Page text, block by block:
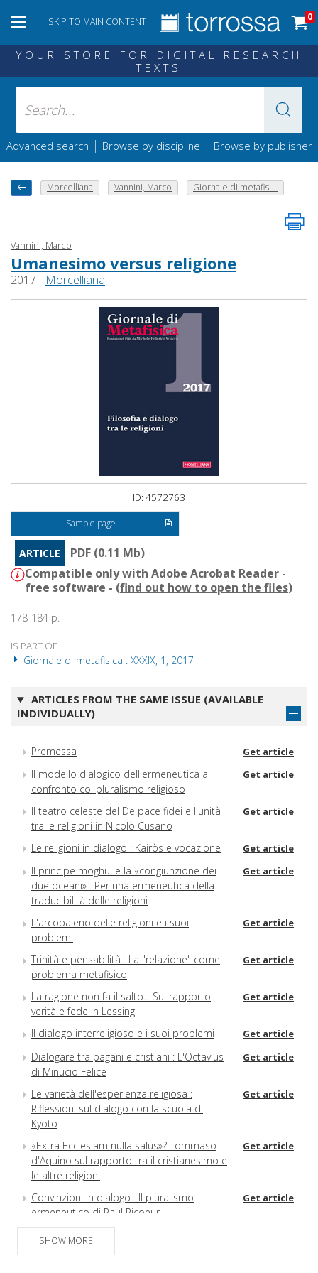
SKIP TO MAIN CONTENT 0
YOUR STORE FOR DIGITAL RESEARCH
TEXTS
Advanced search | Browse by discipline | Browse by publisher
Morcelliana Vannini, Marco Giornale di metafisi...
Vannini, Marco
Umanesimo versus religione
2017 - Morcelliana
ID: 4572763
Sample page
ARTICLE
PDF (0.11 Mb)
Compatible only with Adobe Acrobat Reader -
free software - (find out how to open the files)
178-184 p.
IS PART OF
Giornale di metafisica : XXXIX, 1, 2017
ARTICLES FROM THE SAME ISSUE (AVAILABLE
INDIVIDUALLY)
Premessa Get article
Il modello dialogico dell'ermeneutica a
confronto col pluralismo religioso
Get article
Il teatro celeste del De pace fidei e l'unità
tra le religioni in Nicolò Cusano
Get article
Le religioni in dialogo : Kairòs e vocazione Get article
Il principe moghul e la «congiunzione dei
due oceani» : Per una ermeneutica della
traducibilità delle religioni
Get article
L'arcobaleno delle religioni e i suoi
problemi
Get article
Trinità e pensabilità : La "relazione" come
problema metafisico
Get article
La ragione non fa il salto... Sul rapporto
verità e fede in Lessing
Get article
Il dialogo interreligioso e i suoi problemi Get article
Dialogare tra pagani e cristiani : L'Octavius
di Minucio Felice
Get article
Le varietà dell'esperienza religiosa :
Riflessioni sul dialogo con la scuola di
Kyoto
Get article
«Extra Ecclesiam nulla salus»? Tommaso
d'Aquino sul rapporto tra il cristianesimo e
le altre religioni
Get article
Convinzioni in dialogo : Il pluralismo
ermeneutico di Paul Ricoeur
Get article
A Hermeneutic Paradigm for the History of
SHOW MORE